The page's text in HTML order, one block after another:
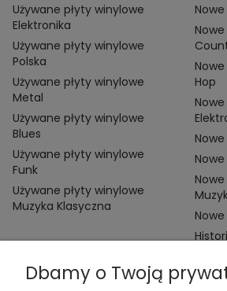
Używane płyty winylowe
Elektronika
Używane płyty winylowe
Polska
Używane płyty winylowe
Metal
Używane płyty winylowe
Blues
Używane płyty winylowe
Funk
Używane płyty winylowe
Muzyka Klasyczna
Hop
Dbamy o Twoją